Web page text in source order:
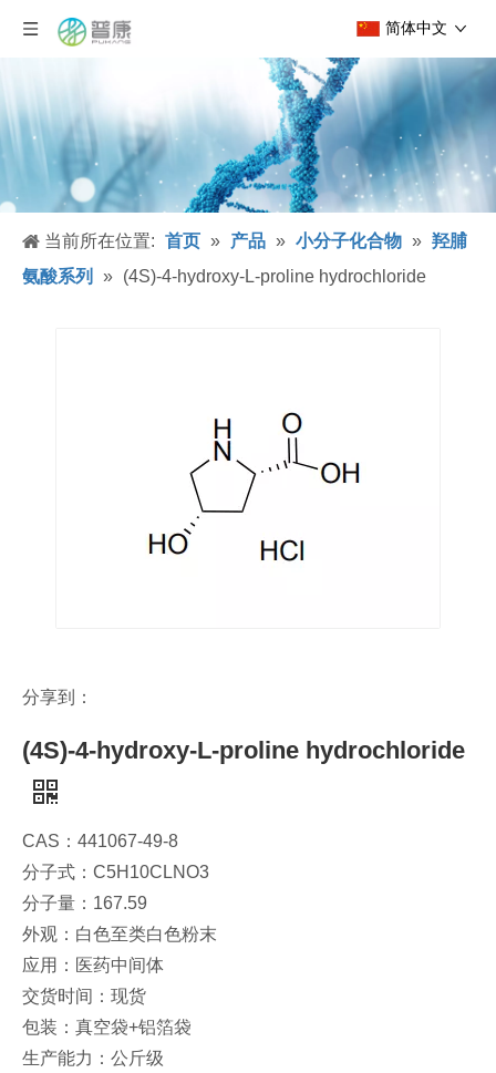
简体中文
当前所在位置: 首页 » 产品 » 小分子化合物 » 羟脯
氨酸系列
» (4S)-4-hydroxy-L-proline hydrochloride
分享到：
(4S)-4-hydroxy-L-proline hydrochloride
CAS：441067-49-8
分子式：C5H10CLNO3
分子量：167.59
外观：白色至类白色粉末
应用：医药中间体
交货时间：现货
包装：真空袋+铝箔袋
生产能力：公斤级